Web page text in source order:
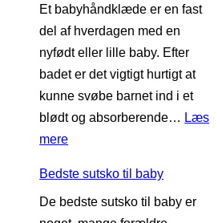
e
r
d
s
t
e
s
a
m
Et babyhåndklæde er en fast
del af hverdagen med en
nyfødt eller lille baby. Efter
badet er det vigtigt hurtigt at
kunne svøbe barnet ind i et
blødt og absorberende… Læs
mere:
e
d
Bedste sutsko til baby
De bedste sutsko til baby er